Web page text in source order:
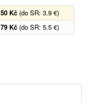
50 Kč (do SR: 3.9 €)
79 Kč (do SR: 5.5 €)